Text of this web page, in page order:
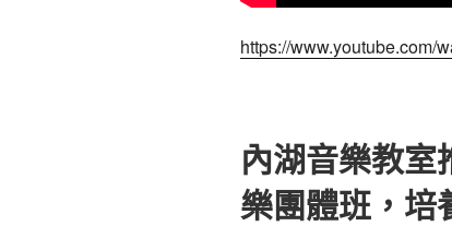
https://www.youtube.com/
內湖音樂教
樂團體班，培